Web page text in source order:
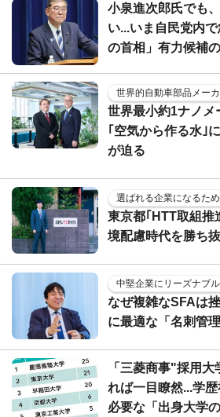
小泉進次郎氏でも
い...いま自民党内
の首相」有力候補
世界的自動車部品メー
世界最小約1ナノメ
｢空気から作る水｣
が迫る
選ばれる企業になるた
東京都｢HTT取組推
境配慮時代を勝ち
中堅企業にリーズナブ
なぜ複雑なSFAは
に最適な「名刺管
「三菱商事"採用
れば一目瞭然...学
必要な「出身大学